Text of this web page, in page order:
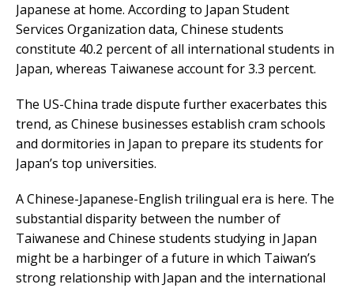
Japanese at home. According to Japan Student
Services Organization data, Chinese students
constitute 40.2 percent of all international students in
Japan, whereas Taiwanese account for 3.3 percent.
The US-China trade dispute further exacerbates this
trend, as Chinese businesses establish cram schools
and dormitories in Japan to prepare its students for
Japan’s top universities.
A Chinese-Japanese-English trilingual era is here. The
substantial disparity between the number of
Taiwanese and Chinese students studying in Japan
might be a harbinger of a future in which Taiwan’s
strong relationship with Japan and the international